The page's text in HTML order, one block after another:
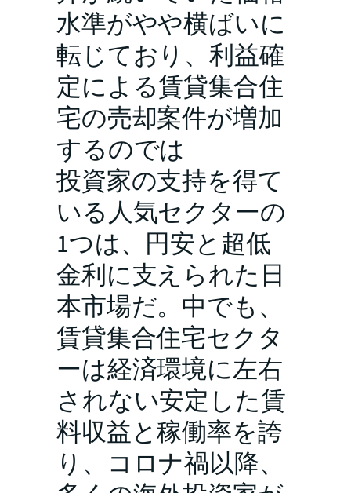
水準がやや横ばいに
転じており、利益確
定による賃貸集合住
宅の売却案件が増加
するのでは
投資家の支持を得て
いる人気セクターの
1つは、円安と超低
金利に支えられた日
本市場だ。中でも、
賃貸集合住宅セクタ
ーは経済環境に左右
されない安定した賃
料収益と稼働率を誇
り、コロナ禍以降、